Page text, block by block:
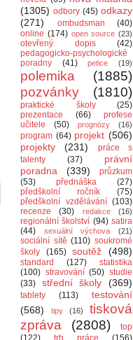
(1305) odbory (45) odkazy
(271)
ombudsman
(40)
online (174) open source (23)
otevřený dopis
(42)
pedagogicko-psychologické
poradny
(41) petice (19)
polemika
(1885)
pozvánky
(1810)
praktické školy
(25)
prezentace
(66)
profese
učitele
(50) prognózy (16)
program (64) projekt (506)
projekty
(231)
práce s
talenty
(37)
právní
poradna
(339)
průzkum
(53)
přednáška
(27)
předškolní ročník
(75)
předškolní vzdělávání (103)
recenze
(30) redakce (16)
regionální školství (94) satira
(44)
sexuální výchova (21)
sociální sítě (110) soukromé
školy
(165) soutěž (498)
standard (127)
statistika
(100) stravování (50) studie
(33)
střední školy (369)
tablety (113)
testování
(568)
tipy (16)
tisková
zpráva
(2808)
top
(122)
trh práce
(156)